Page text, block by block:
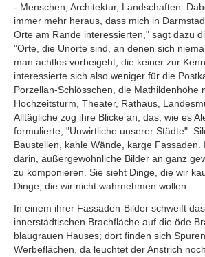
- Menschen, Architektur, Landschaften.
immer mehr heraus, dass mich in
Orte am Rande interessierten," sagt dazu
"Orte, die Unorte sind, an denen sich
man achtlos vorbeigeht, die keiner zur
interessierte sich also weniger für die
Porzellan-Schlösschen, die Mathildenhöhe
Hochzeitsturm, Theater, Rathaus,
Alltägliche zog ihre Blicke an, das, wie es
formulierte, "Unwirtliche unserer Städte":
Baustellen, kahle Wände, karge Fassaden.
darin, außergewöhnliche Bilder an ganz
zu komponieren. Sie sieht Dinge, die wir
Dinge, die wir nicht wahrnehmen wollen.
In einem ihrer Fassaden-Bilder schweift
innerstädtischen Brachfläche auf die öde
blaugrauen Hauses; dort finden sich
Werbeflächen, da leuchtet der Anstrich